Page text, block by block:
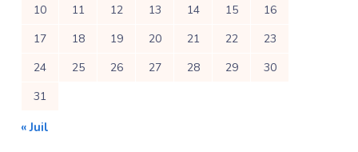
10 11 12 13 14 15
16
17
18 19 20 21 22
23
24
25 26 27 28 29
30
31
« Juil